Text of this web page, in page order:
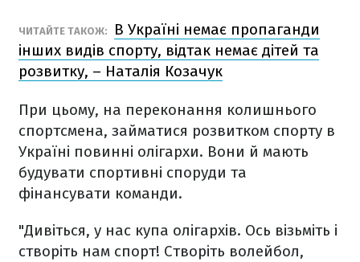
ЧИТАЙТЕ ТАКОЖ:
В Україні немає пропаганди
інших видів спорту, відтак немає дітей та
розвитку, – Наталія Козачук
При цьому, на переконання колишнього
спортсмена, займатися розвитком спорту в
Україні повинні олігархи. Вони й мають
будувати спортивні споруди та
фінансувати команди.
"Дивіться, у нас купа олігархів. Ось візьміть і
створіть нам спорт! Створіть волейбол,